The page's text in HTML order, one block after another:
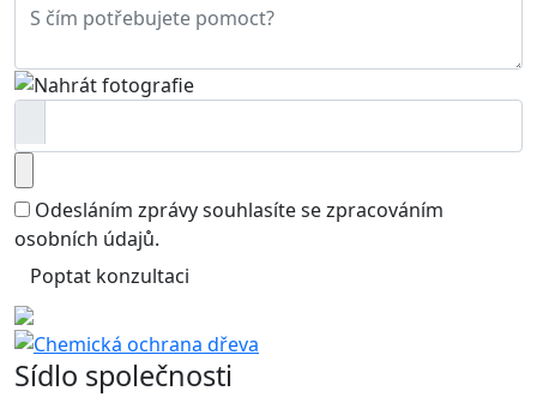
Odesláním zprávy souhlasíte sezpracováním
osobních údajů.
Poptat konzultaci
Sídlo společnosti